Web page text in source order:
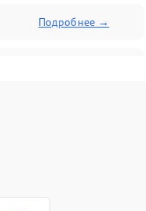
Подробнее →